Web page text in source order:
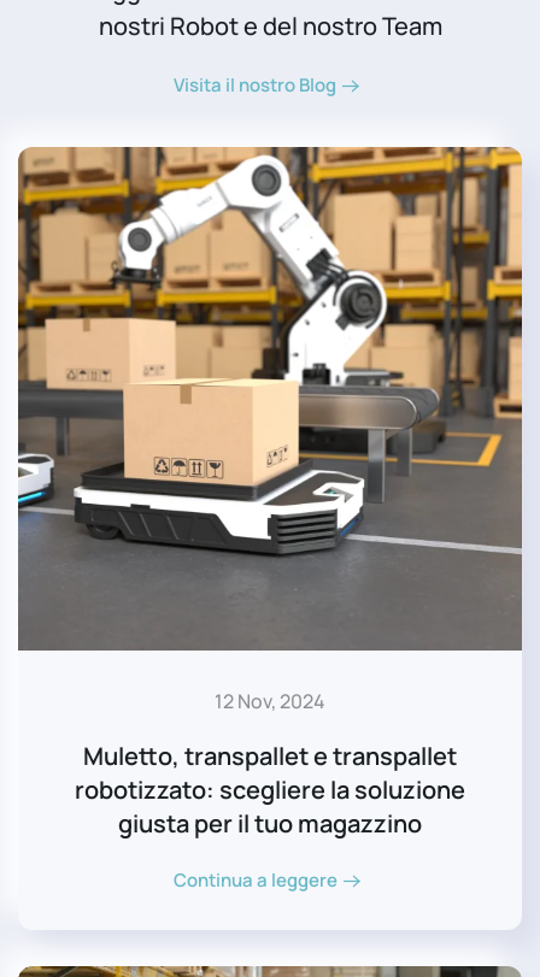
nostri Robot e del nostro Team
Visita il nostro Blog
12 Nov, 2024
Muletto, transpallet e transpallet
robotizzato: scegliere la soluzione
giusta per il tuo magazzino
Continua a leggere